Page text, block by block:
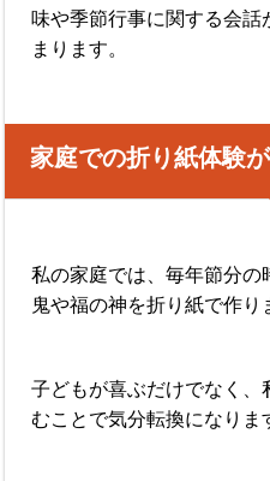
味や季節行事に関する会
まります。
家庭での折り紙体験
私の家庭では、毎年節分の
鬼や福の神を折り紙で作り
子どもが喜ぶだけでなく、
むことで気分転換になりま